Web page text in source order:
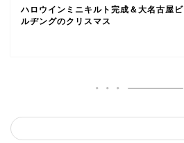
ハロウインミニキルト完成＆大名古屋ビ
ルヂングのクリスマス